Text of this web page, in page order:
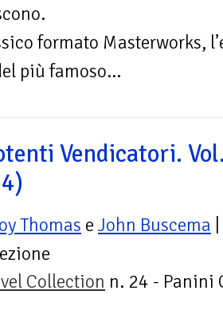
formato Masterworks,
più famoso...
Vendicatori.
Thomas e John Buscema
Collection n. 24 - Panini